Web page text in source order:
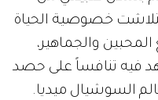
خصوصية الحياة
والجماهير،
فيه تنافساً على حصد
السوشيال ميديا.